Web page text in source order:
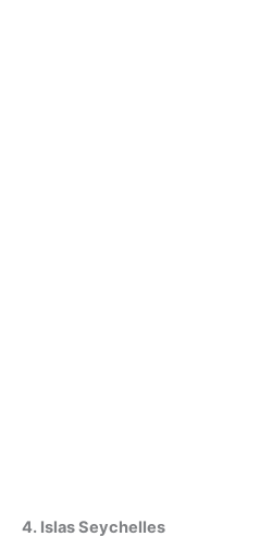
4. Islas Seychelles